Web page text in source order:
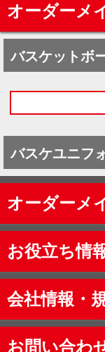
オーダーメ
バスケットボ
バスケユニフ
オーダーメ
お役立ち情
会社情報・
お問い合わ